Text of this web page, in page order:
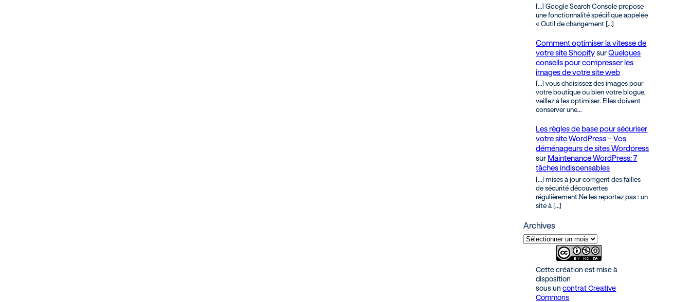
[…] Google Search Console propose
une fonctionnalité spécifique appelée
« Outil de changement […]
Comment optimiser la vitesse de
votre site ShopifysurQuelques
conseils pour compresser les
images de votre site web
[…] vous choisissez des images pour
votre boutique ou bien votre blogue,
veillez à les optimiser. Elles doivent
conserver une…
Les règles de base pour sécuriser
votre site WordPress – Vos
déménageurs de sites Wordpress
sur Maintenance WordPress: 7
tâches indispensables
[…] mises à jour corrigent des failles
de sécurité découvertes
régulièrement.Ne les reportez pas : un
site à […]
Archives
Cette création est mise à
disposition
sous uncontrat Creative
Commons